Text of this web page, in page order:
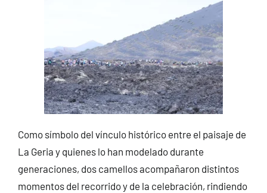
Como símbolo del vínculo histórico entre el paisaje de
La Geria y quienes lo han modelado durante
generaciones, dos camellos acompañaron distintos
momentos del recorrido y de la celebración, rindiendo